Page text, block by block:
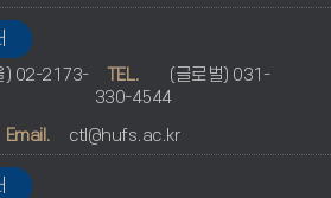
) 02-2173-
TEL.
(글로벌) 031-
330-4544
Email.
ctl@hufs.ac.kr